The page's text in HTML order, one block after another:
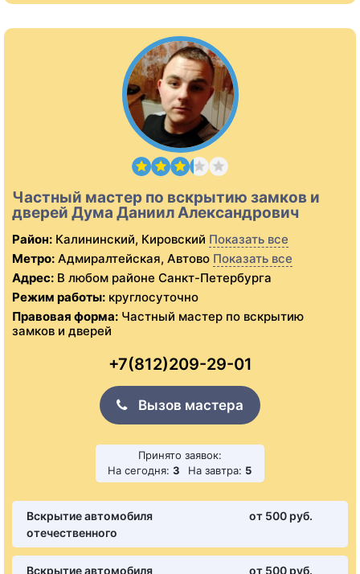
Частный мастер по вскрытию замков и
дверей Дума Даниил Александрович
Район: Калининский, Кировский Показать все
Метро: Адмиралтейская, Автово Показать все
Адрес: В любом районе Санкт-Петербурга
Режим работы: круглосуточно
Правовая форма: Частный мастер по вскрытию
замков и дверей
+7(812)209-29-01
Вызов мастера
Принято заявок:
На сегодня: 3 На завтра: 5
Вскрытие автомобиля
отечественного
от 500 pуб.
Вскрытие автомобиля от 500 pуб.